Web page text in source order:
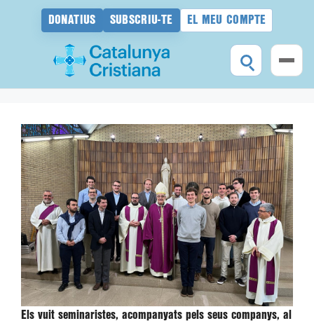
DONATIUS SUBSCRIU-TE EL MEU COMPTE
contingut
Els vuit seminaristes, acompanyats pels seus companys, al